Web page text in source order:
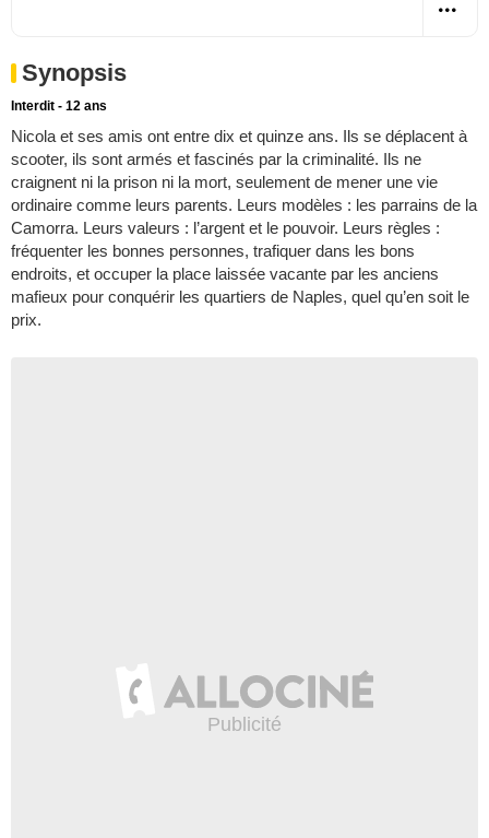
Synopsis
Interdit - 12 ans
Nicola et ses amis ont entre dix et quinze ans. Ils se déplacent à
scooter, ils sont armés et fascinés par la criminalité. Ils ne
craignent ni la prison ni la mort, seulement de mener une vie
ordinaire comme leurs parents. Leurs modèles : les parrains de la
Camorra. Leurs valeurs : l’argent et le pouvoir. Leurs règles :
fréquenter les bonnes personnes, trafiquer dans les bons
endroits, et occuper la place laissée vacante par les anciens
mafieux pour conquérir les quartiers de Naples, quel qu’en soit le
prix.